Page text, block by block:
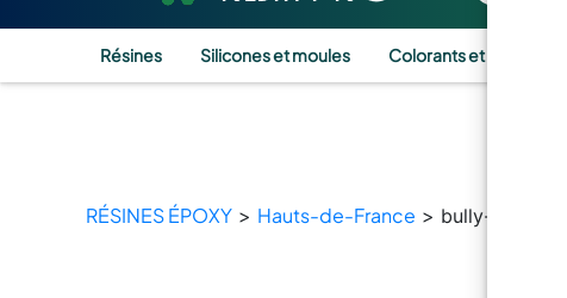
Résines Silicones et moules Colorants et Pigments
RÉSINES ÉPOXY > Hauts-de-France > bully-les-mines